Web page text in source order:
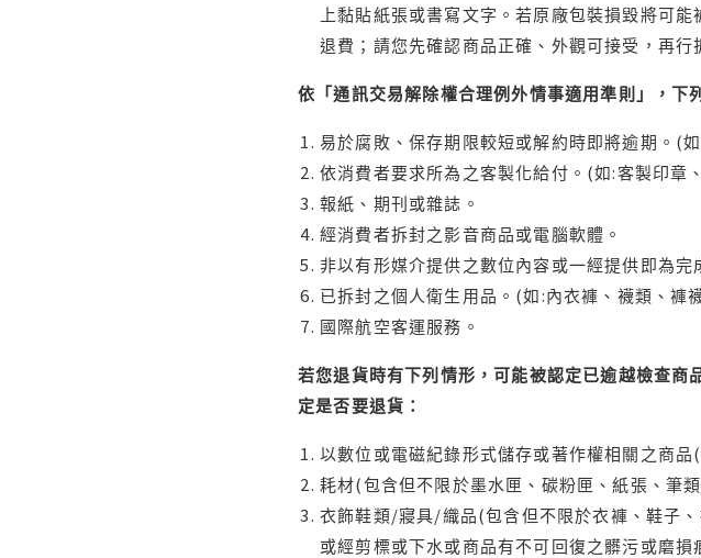
上黏貼紙張或書寫文字。若原廠包裝損毀將可
退費；請您先確認商品正確、外觀可接受，再
依「通訊交易解除權合理例外情事適用準則」，下
易於腐敗、保存期限較短或解約時即將逾期。(
依消費者要求所為之客製化給付。(如:客製印章
報紙、期刊或雜誌。
經消費者拆封之影音商品或電腦軟體。
非以有形媒介提供之數位內容或一經提供即為
已拆封之個人衛生用品。(如:內衣褲、襪類、褲
國際航空客運服務。
若您退貨時有下列情形，可能被認定已逾越檢查
定是否要退貨：
以數位或電磁紀錄形式儲存或著作權相關之商
耗材(包含但不限於墨水匣、碳粉匣、紙張、筆
衣飾鞋類/寢具/織品(包含但不限於衣褲、鞋子
或經剪標或下水或商品有不可回復之髒污或磨損